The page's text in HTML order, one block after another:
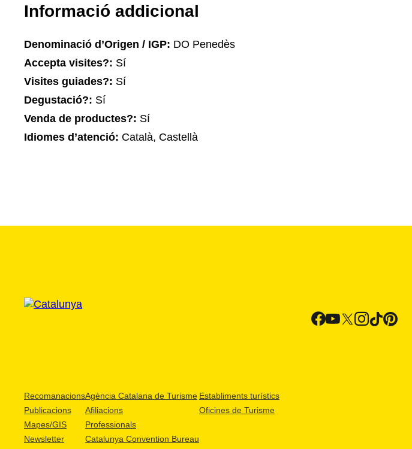
Informació addicional
Denominació d’Origen / IGP: DO Penedès
Accepta visites?: Sí
Visites guiades?: Sí
Degustació?: Sí
Venda de productes?: Sí
Idiomes d’atenció: Català, Castellà
Recomanacions
Publicacions
Mapes/GIS
Newsletter
Agència Catalana de Turisme
Afiliacions
Professionals
Catalunya Convention Bureau
Establiments turístics
Oficines de Turisme